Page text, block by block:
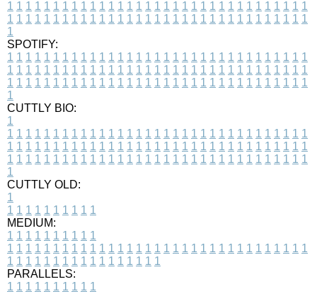
1 1 1 1 1 1 1 1 1 1 1 1 1 1 1 1 1 1 1 1 1 1 1 1 1 1 1 1 1 1 1 1 1
1 1 1 1 1 1 1 1 1 1 1 1 1 1 1 1 1 1 1 1 1 1 1 1 1 1 1 1 1 1 1 1 1
1
SPOTIFY:
1 1 1 1 1 1 1 1 1 1 1 1 1 1 1 1 1 1 1 1 1 1 1 1 1 1 1 1 1 1 1 1 1
1 1 1 1 1 1 1 1 1 1 1 1 1 1 1 1 1 1 1 1 1 1 1 1 1 1 1 1 1 1 1 1 1
1 1 1 1 1 1 1 1 1 1 1 1 1 1 1 1 1 1 1 1 1 1 1 1 1 1 1 1 1 1 1 1 1
1
CUTTLY BIO:
1
1 1 1 1 1 1 1 1 1 1 1 1 1 1 1 1 1 1 1 1 1 1 1 1 1 1 1 1 1 1 1 1 1
1 1 1 1 1 1 1 1 1 1 1 1 1 1 1 1 1 1 1 1 1 1 1 1 1 1 1 1 1 1 1 1 1
1 1 1 1 1 1 1 1 1 1 1 1 1 1 1 1 1 1 1 1 1 1 1 1 1 1 1 1 1 1 1 1 1
1
CUTTLY OLD:
1
1 1 1 1 1 1 1 1 1 1
MEDIUM:
1 1 1 1 1 1 1 1 1 1
1 1 1 1 1 1 1 1 1 1 1 1 1 1 1 1 1 1 1 1 1 1 1 1 1 1 1 1 1 1 1 1 1
1 1 1 1 1 1 1 1 1 1 1 1 1 1 1 1 1
PARALLELS:
1 1 1 1 1 1 1 1 1 1